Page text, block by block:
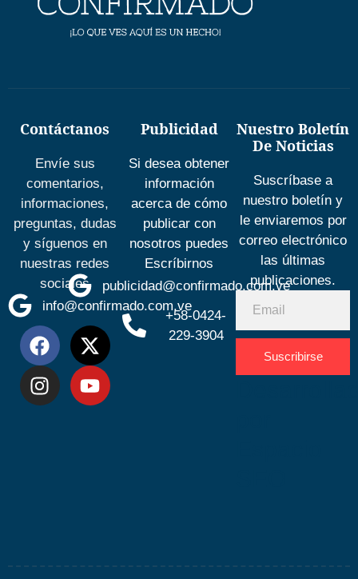
Contáctanos
Envíe sus
comentarios,
informaciones,
preguntas, dudas
y síguenos en
nuestras redes
sociales
info@confirmado.com.ve
Publicidad
Si desea obtener
información
acerca de cómo
publicar con
nosotros puedes
Escríbirnos
publicidad@confirmado.com.ve
+58-0424-
229-3904
Nuestro Boletín
De Noticias
Suscríbase a
nuestro boletín y
le enviaremos por
correo electrónico
las últimas
publicaciones.
Suscribirse